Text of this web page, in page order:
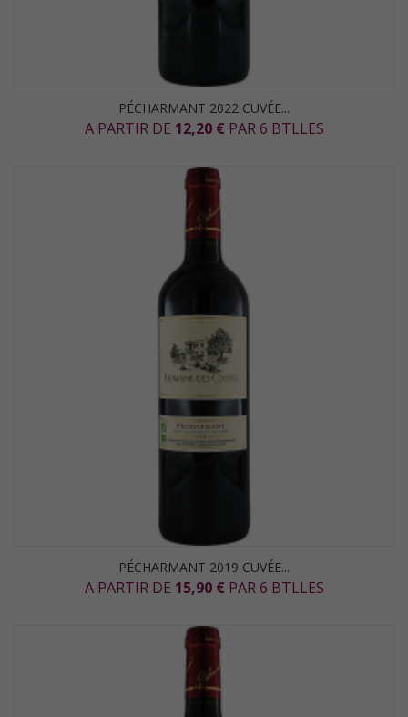
PÉCHARMANT 2022 CUVÉE...
A PARTIR DE 12,20 € PAR 6 BTLLES
PÉCHARMANT 2019 CUVÉE...
A PARTIR DE 15,90 € PAR 6 BTLLES